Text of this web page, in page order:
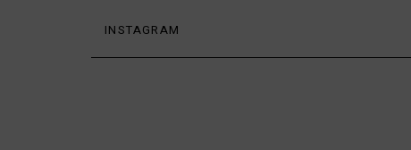
INSTAGRAM